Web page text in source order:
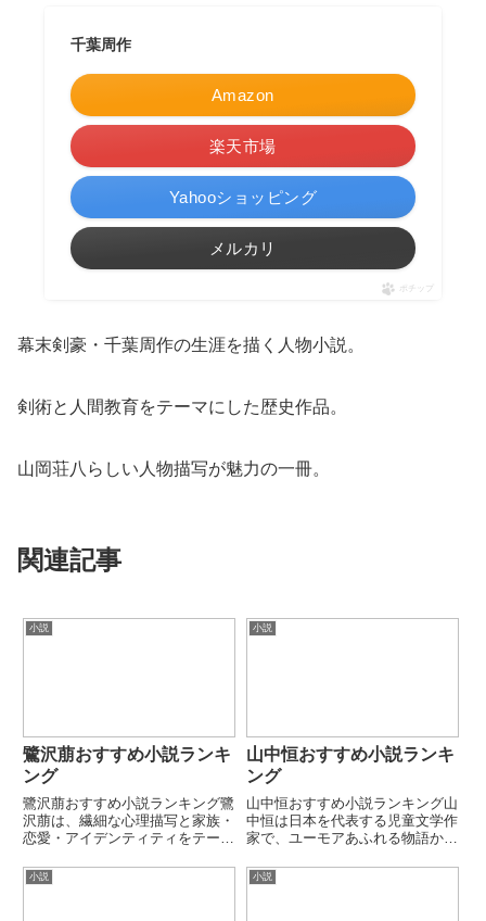
千葉周作
Amazon
楽天市場
Yahooショッピング
メルカリ
ポチップ
幕末剣豪・千葉周作の生涯を描く人物小説。
剣術と人間教育をテーマにした歴史作品。
山岡荘八らしい人物描写が魅力の一冊。
関連記事
小説
鷺沢萠おすすめ小説ランキ
ング
鷺沢萠おすすめ小説ランキング鷺
沢萠は、繊細な心理描写と家族・
恋愛・アイデンティティをテーマ
説家です。1987年、高校3年生で
小説
山中恒おすすめ小説ランキ
ング
山中恒おすすめ小説ランキング山
中恒は日本を代表する児童文学作
家で、ユーモアあふれる物語から
けました。子どもの視点を大切に
小説 小説